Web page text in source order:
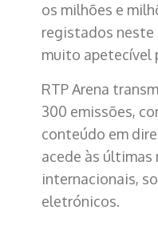
os milhões e
registados
muito apetecível
RTP Arena
300 emissões,
conteúdo em
acede às últimas
internacionais,
eletrónicos.